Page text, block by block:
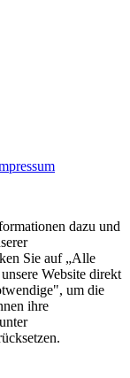
dazu und
Sie auf „Alle
Website direkt
um die
ihre